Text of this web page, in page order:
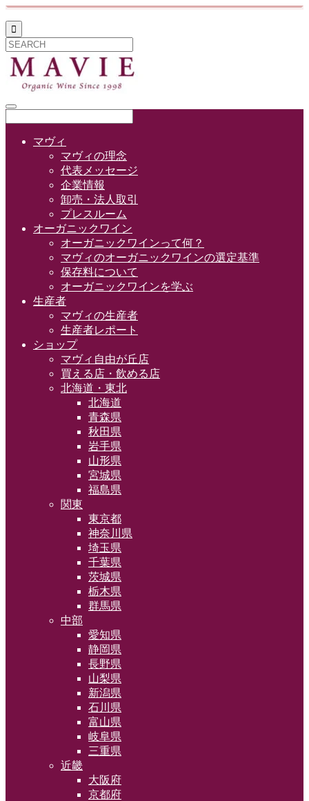

マヴィ
マヴィの理念
代表メッセージ
企業情報
卸売・法人取引
プレスルーム
オーガニックワイン
オーガニックワインって何？
マヴィのオーガニックワインの選定基準
保存料について
オーガニックワインを学ぶ
生産者
マヴィの生産者
生産者レポート
ショップ
マヴィ自由が丘店
買える店・飲める店
北海道・東北
北海道
青森県
秋田県
岩手県
山形県
宮城県
福島県
関東
東京都
神奈川県
埼玉県
千葉県
茨城県
栃木県
群馬県
中部
愛知県
静岡県
長野県
山梨県
新潟県
石川県
富山県
岐阜県
三重県
近畿
大阪府
京都府